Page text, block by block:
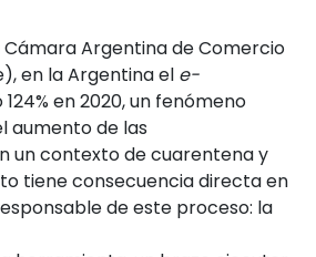
Cámara Argentina de Comercio
en la Argentina el e-
en 2020, un fenómeno
aumento de las
un contexto de cuarentena y
tiene consecuencia directa en
de este proceso: la